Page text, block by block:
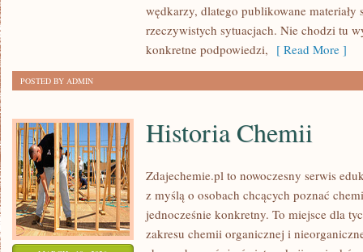
wędkarzy, dlatego publikowane materiały
rzeczywistych sytuacjach. Nie chodzi tu
konkretne podpowiedzi, [ Read More ]
POSTED BY ADMIN
Historia Chemii
Zdajechemie.pl to nowoczesny serwis
z myślą o osobach chcących poznać
jednocześnie konkretny. To miejsce dla
zakresu chemii organicznej i